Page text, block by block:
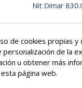
Nit Dimar
de cookies propias
de la
u obtener más
página web.